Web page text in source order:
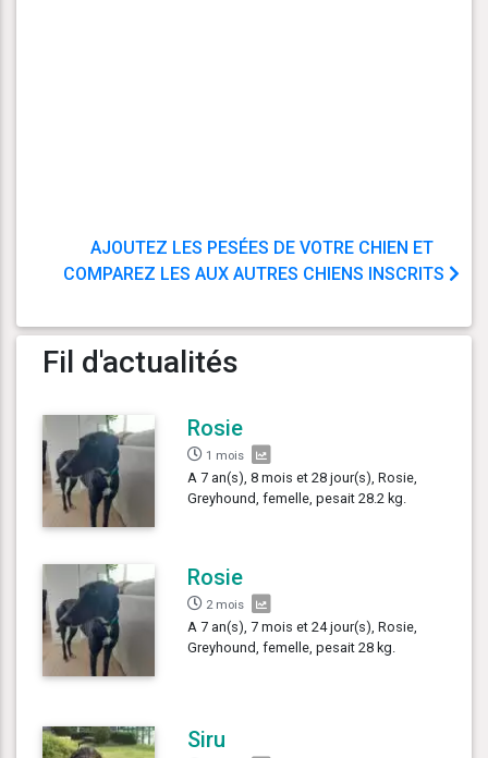
AJOUTEZ LES PESÉES DE VOTRE CHIEN ET
COMPAREZ LES AUX AUTRES CHIENS INSCRITS
Fil d'actualités
Rosie
1 mois
A 7 an(s), 8 mois et 28 jour(s), Rosie,
Greyhound, femelle, pesait 28.2 kg.
Rosie
2 mois
A 7 an(s), 7 mois et 24 jour(s), Rosie,
Greyhound, femelle, pesait 28 kg.
Siru